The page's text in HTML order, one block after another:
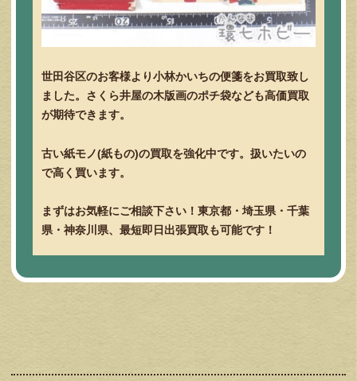
世田谷区のお客様より小林かいちの便箋をお買取致し
ました。さくら井屋の木版画のポチ袋なども高価買取
が期待できます。
古い紙モノ(紙もの)の買取を強化中です。扱いたいの
で高く買います。
まずはお気軽にご相談下さい！東京都・埼玉県・千葉
県・神奈川県、最短即日出張買取も可能です！